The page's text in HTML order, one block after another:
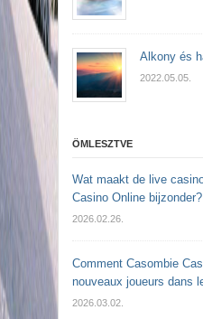
Alkony és
2022.05.05.
ÖMLESZTVE
Wat maakt de live
Casino Online bijzonder?
2026.02.26.
Comment Casombie
nouveaux joueurs dans
2026.03.02.